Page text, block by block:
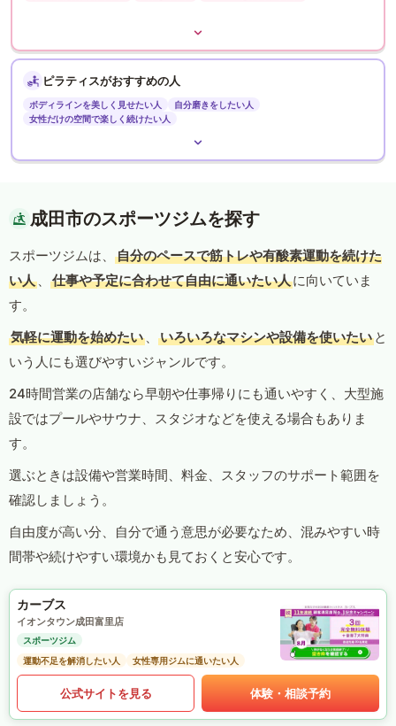
ピラティスがおすすめの人
ボディラインを美しく見せたい人
自分磨きをしたい人
女性だけの空間で楽しく続けたい人
成田市のスポーツジムを探す
スポーツジムは、
自分のペースで筋トレや有酸素運動を続けた
い人 、 仕事や予定に合わせて自由に通いたい人に向いていま
す。
気軽に運動を始めたい 、 いろいろなマシンや設備を使いたい と
いう人にも選びやすいジャンルです。
24時間営業の店舗なら早朝や仕事帰りにも通いやすく、大型施
設ではプールやサウナ、スタジオなどを使える場合もありま
す。
選ぶときは設備や営業時間、料金、スタッフのサポート範囲を
確認しましょう。
自由度が高い分、自分で通う意思が必要なため、混みやすい時
間帯や続けやすい環境かも見ておくと安心です。
カーブス
イオンタウン成田富里店
スポーツジム
運動不足を解消したい人
女性専用ジムに通いたい人
公式サイトを見る 体験・相談予約